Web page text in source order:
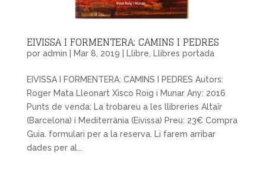
EIVISSA I FORMENTERA: CAMINS I PEDRES
por admin | Mar 8, 2019 | Llibre Llibres portada
EIVISSA I FORMENTERA: CAMINS I PEDRES Autors:
Roger Mata Lleonart Xisco Roig i Munar Any: 2016
Punts de venda: La trobareu a les llibreries Altaïr
(Barcelona) i Mediterrània (Eivissa) Preu: 23€ Compra
Guia. formulari per a la reserva. Li farem arribar
dades per al...